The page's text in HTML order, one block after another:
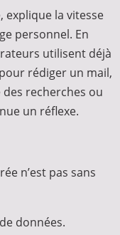
explique la vitesse
personnel. En
utilisent déjà
rédiger un mail,
recherches ou
un réflexe.
n’est pas sans
données.